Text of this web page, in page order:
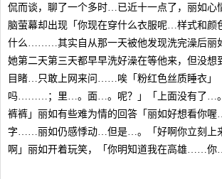
侃而谈，聊了一个多时…已近十一点了，丽如心
脑萤幕却出现「你现在穿什么衣服呢…样式和颜
什么………其实自从那一天被他发现洗完澡后丽
她第二天第三天都早早洗好澡在等他来，但没想
目睹…只敢上网来问……唉「粉红色丝质睡衣
吗………；里…。面…。呢？」「上面没有了…
裤裤」丽如有些难为情的回答「丽如好想看你
字……丽如仍感悸动…但是…。「好啊你立刻上
啊」丽如开着玩笑，「你明知道我在高雄……你